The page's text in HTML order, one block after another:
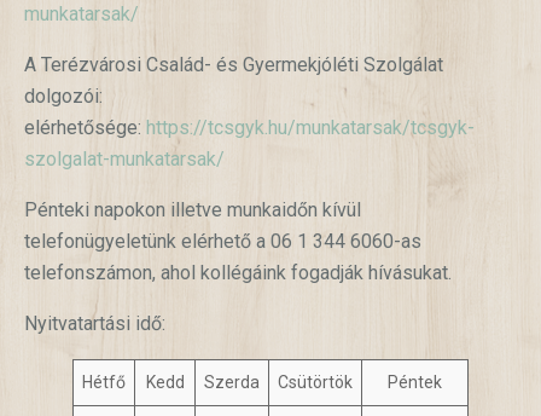
munkatarsak/
A Terézvárosi Család- és Gyermekjóléti Szolgálat
dolgozói:
elérhetősége: https://tcsgyk.hu/munkatarsak/tcsgyk-
szolgalat-munkatarsak/
Pénteki napokon illetve munkaidőn kívül
telefonügyeletünk elérhető a 06 1 344 6060-as
telefonszámon, ahol kollégáink fogadják hívásukat.
Nyitvatartási idő:
Hétfő Kedd Szerda Csütörtök Péntek